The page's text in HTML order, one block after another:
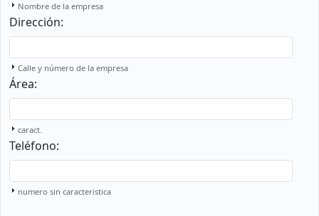
Nombre de la empresa
Dirección:
Calle y número de la empresa
Área:
caract.
Teléfono:
numero sin caracteristica